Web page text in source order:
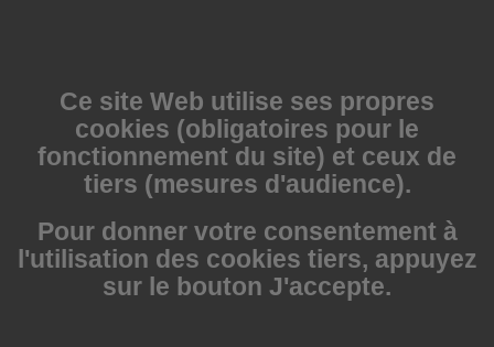
Ce site Web utilise ses propres
cookies (obligatoires pour le
fonctionnement du site) et ceux de
tiers (mesures d'audience).
Pour donner votre consentement à
l'utilisation des cookies tiers, appuyez
sur le bouton J'accepte.